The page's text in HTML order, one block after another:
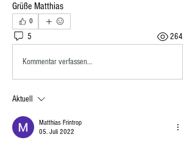
Grüße Matthias
0
5 264
Kommentar verfassen...
Aktuell
Matthias Frintrop
05. Juli 2022